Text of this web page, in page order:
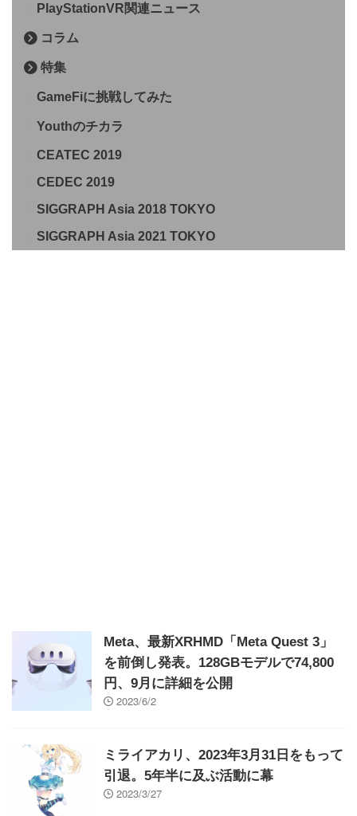
PlayStationVR関連ニュース
コラム
特集
GameFiに挑戦してみた
Youthのチカラ
CEATEC 2019
CEDEC 2019
SIGGRAPH Asia 2018 TOKYO
SIGGRAPH Asia 2021 TOKYO
Meta、最新XRHMD「Meta Quest 3」
を前倒し発表。128GBモデルで74,800
円、9月に詳細を公開
2023/6/2
ミライアカリ、2023年3月31日をもって
引退。5年半に及ぶ活動に幕
2023/3/27